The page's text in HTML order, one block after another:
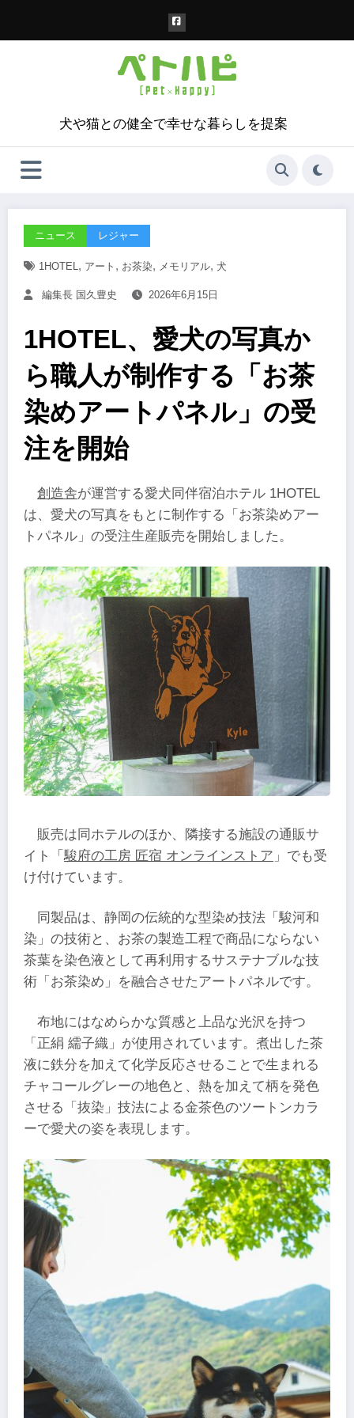
犬や猫との健全で幸せな暮らしを提案
ニュース レジャー
1HOTEL, アート , お茶染, メモリアル, 犬
編集長 国久豊史 2026年6月15日
1HOTEL、愛犬の写真か
ら職人が制作する「お茶
染めアートパネル」の受
注を開始
創造舎が運営する愛犬同伴宿泊ホテル 1HOTEL
は、愛犬の写真をもとに制作する「お茶染めアー
トパネル」の受注生産販売を開始しました。
販売は同ホテルのほか、隣接する施設の通販サ
イト「 駿府の工房 匠宿 オンラインストア 」でも受
け付けています。
同製品は、静岡の伝統的な型染め技法「駿河和
染」の技術と、お茶の製造工程で商品にならない
茶葉を染色液として再利用するサステナブルな技
術「お茶染め」を融合させたアートパネルです。
布地にはなめらかな質感と上品な光沢を持つ
「正絹 繻子織」が使用されています。煮出した茶
液に鉄分を加えて化学反応させることで生まれる
チャコールグレーの地色と、熱を加えて柄を発色
させる「抜染」技法による金茶色のツートンカラ
ーで愛犬の姿を表現します。